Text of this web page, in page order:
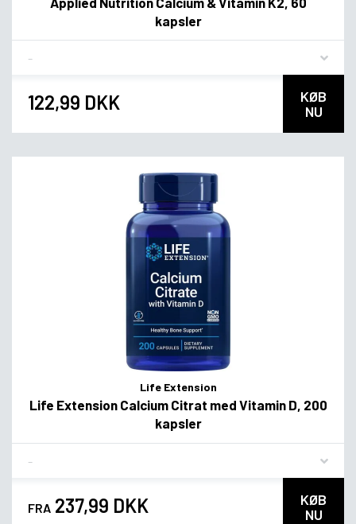
kapsler
122,99 DKK
KØB
NU
Life Extension
Life Extension Calcium Citrat med Vitamin D, 200
kapsler
FRA 237,99 DKK
KØB
NU